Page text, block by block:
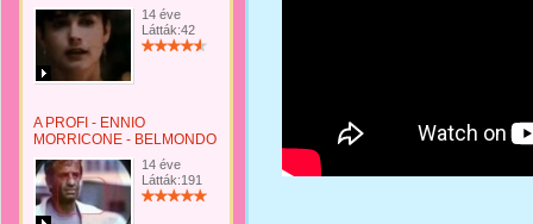
14 éve
Látták:42
A PROFI - ENNIO
MORRICONE - BELMONDO
14 éve
Látták:191